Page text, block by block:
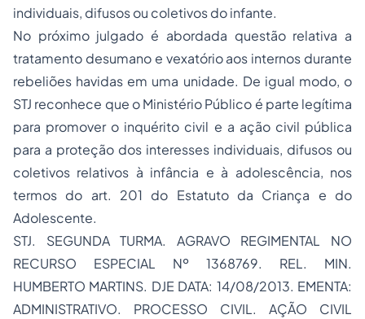
individuais, difusos ou coletivos do infante.
No próximo julgado é abordada questão relativa a
tratamento desumano e vexatório aos internos durante
rebeliões havidas em uma unidade. De igual modo, o
STJ reconhece que o Ministério Público é parte legítima
para promover o inquérito civil e a ação civil pública
para a proteção dos interesses individuais, difusos ou
coletivos relativos à infância e à adolescência, nos
termos do art. 201 do Estatuto da Criança e do
Adolescente.
STJ. SEGUNDA TURMA. AGRAVO REGIMENTAL NO
RECURSO ESPECIAL Nº 1368769. REL. MIN.
HUMBERTO MARTINS. DJE DATA: 14/08/2013. EMENTA:
ADMINISTRATIVO. PROCESSO CIVIL. AÇÃO CIVIL